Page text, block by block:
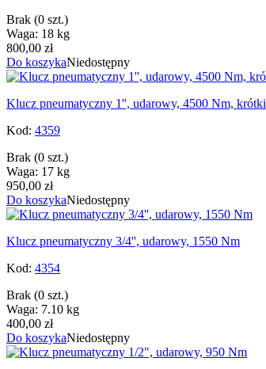
Brak (0 szt.)
Waga: 18 kg
800,00 zł
Do koszykaNiedostępny
Klucz pneumatyczny 1'', udarowy, 4500 Nm, krótki
Kod: 4359
Brak (0 szt.)
Waga: 17 kg
950,00 zł
Do koszykaNiedostępny
Klucz pneumatyczny 3/4'', udarowy, 1550 Nm
Kod: 4354
Brak (0 szt.)
Waga: 7.10 kg
400,00 zł
Do koszykaNiedostępny